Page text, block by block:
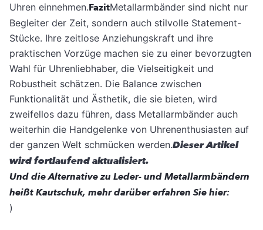
Uhren einnehmen.FazitMetallarmbänder sind nicht nur
Begleiter der Zeit, sondern auch stilvolle Statement-
Stücke. Ihre zeitlose Anziehungskraft und ihre
praktischen Vorzüge machen sie zu einer bevorzugten
Wahl für Uhrenliebhaber, die Vielseitigkeit und
Robustheit schätzen. Die Balance zwischen
Funktionalität und Ästhetik, die sie bieten, wird
zweifellos dazu führen, dass Metallarmbänder auch
weiterhin die Handgelenke von Uhrenenthusiasten auf
der ganzen Welt schmücken werden.Dieser Artikel
wird fortlaufend aktualisiert.
Und die Alternative zu Leder- und Metallarmbändern
heißt Kautschuk, mehr darüber erfahren Sie hier:
)